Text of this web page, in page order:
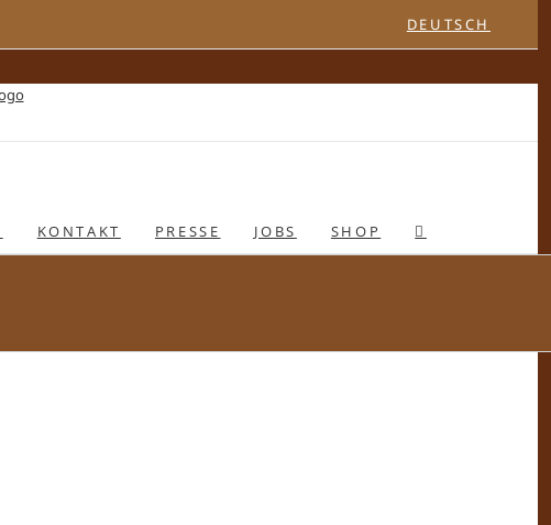
DEUTSCH
KONTAKT PRESSE JOBS SHOP